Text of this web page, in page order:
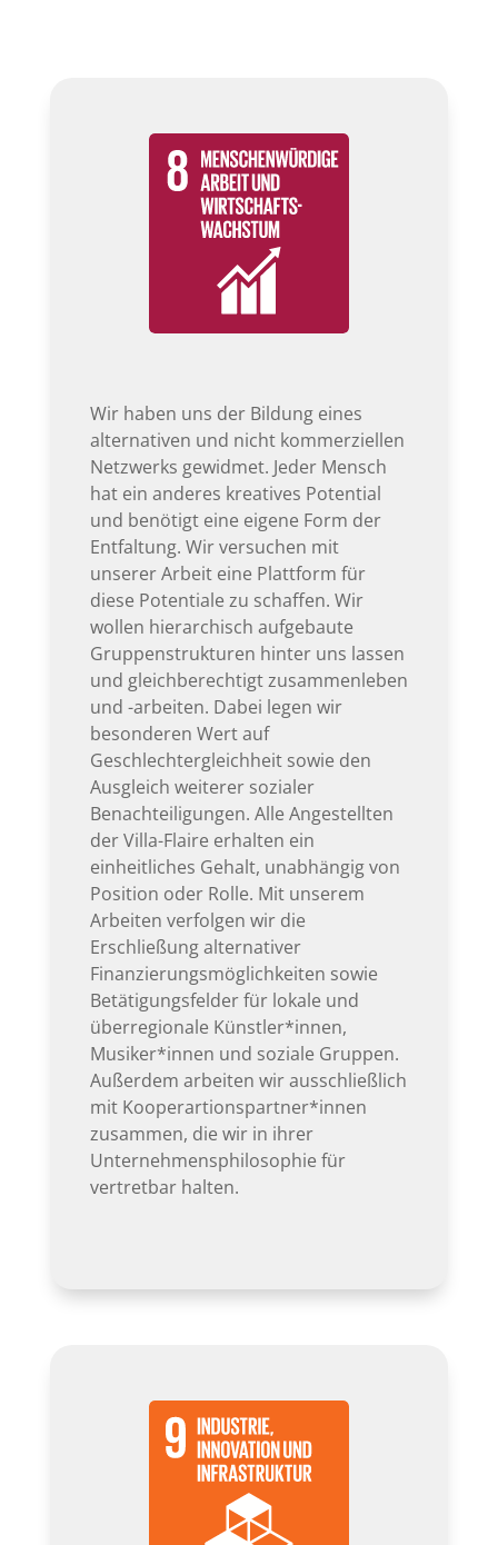
Wir haben uns der Bildung eines
alternativen und nicht kommerziellen
Netzwerks gewidmet. Jeder Mensch
hat ein anderes kreatives Potential
und benötigt eine eigene Form der
Entfaltung. Wir versuchen mit
unserer Arbeit eine Plattform für
diese Potentiale zu schaffen. Wir
wollen hierarchisch aufgebaute
Gruppenstrukturen hinter uns lassen
und gleichberechtigt zusammenleben
und -arbeiten. Dabei legen wir
besonderen Wert auf
Geschlechtergleichheit sowie den
Ausgleich weiterer sozialer
Benachteiligungen. Alle Angestellten
der Villa-Flaire erhalten ein
einheitliches Gehalt, unabhängig von
Position oder Rolle. Mit unserem
Arbeiten verfolgen wir die
Erschließung alternativer
Finanzierungsmöglichkeiten sowie
Betätigungsfelder für lokale und
überregionale Künstler*innen,
Musiker*innen und soziale Gruppen.
Außerdem arbeiten wir ausschließlich
mit Kooperartionspartner*innen
zusammen, die wir in ihrer
Unternehmensphilosophie für
vertretbar halten.